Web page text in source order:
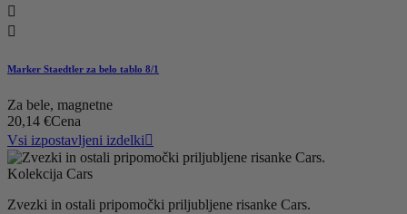


Marker Staedtler za belo tablo 8/1
Za bele, magnetne
20,14 €Cena
Vsi izpostavljeni izdelki
Kolekcija Cars
Zvezki in ostali pripomočki priljubljene risanke Cars.